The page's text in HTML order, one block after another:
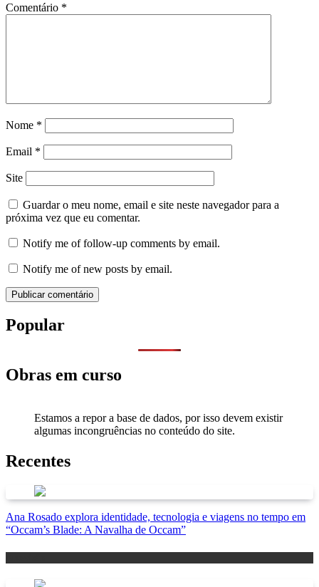
Comentário *
Nome *
Email *
Site
Guardar o meu nome, email e site neste navegador para a
próxima vez que eu comentar.
Notify me of follow-up comments by email.
Notify me of new posts by email.
Popular
Obras em curso
Estamos a repor a base de dados, por isso devem existir
algumas incongruências no conteúdo do site.
Recentes
Ana Rosado explora identidade, tecnologia e viagens no tempo em
“Occam’s Blade: A Navalha de Occam”